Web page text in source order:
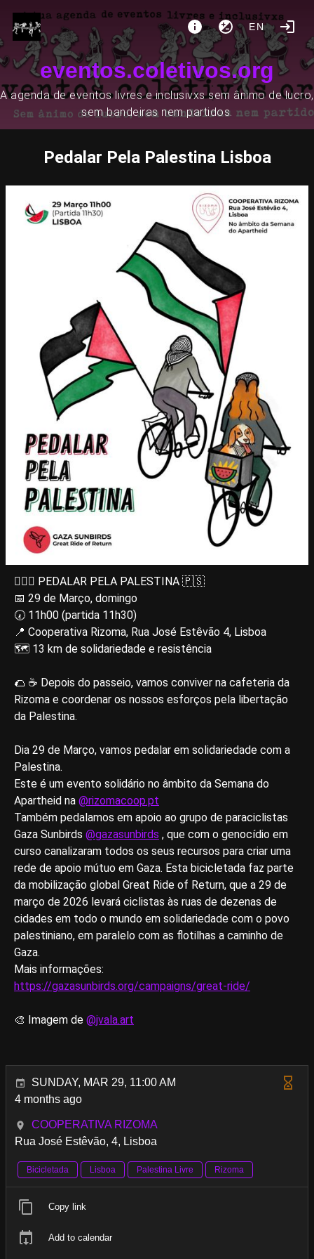
EN
eventos.coletivos.org
A agenda de eventos livres e inclusivxs sem ânimo de lucro,
sem bandeiras nem partidos.
Pedalar Pela Palestina Lisboa
🚴🏿‍♀️ PEDALAR PELA PALESTINA 🇵🇸
📅 29 de Março, domingo
🕢 11h00 (partida 11h30)
📍 Cooperativa Rizoma, Rua José Estêvão 4, Lisboa
🗺️ 13 km de solidariedade e resistência
🌮 ☕️ Depois do passeio, vamos conviver na cafeteria da
Rizoma e coordenar os nossos esforços pela libertação
da Palestina.
Dia 29 de Março, vamos pedalar em solidariedade com a
Palestina.
Este é um evento solidário no âmbito da Semana do
Apartheid na @rizomacoop.pt
Também pedalamos em apoio ao grupo de paraciclistas
Gaza Sunbirds @gazasunbirds , que com o genocídio em
curso canalizaram todos os seus recursos para criar uma
rede de apoio mútuo em Gaza. Esta bicicletada faz parte
da mobilização global Great Ride of Return, que a 29 de
março de 2026 levará ciclistas às ruas de dezenas de
cidades em todo o mundo em solidariedade com o povo
palestiniano, em paralelo com as flotilhas a caminho de
Gaza.
Mais informações:
https://gazasunbirds.org/campaigns/great-ride/
🎨 Imagem de @jvala.art
SUNDAY, MAR 29, 11:00 AM
4 months ago
COOPERATIVA RIZOMA
Rua José Estêvão, 4, Lisboa
Bicicletada Lisboa Palestina Livre Rizoma
Copy link
Add to calendar